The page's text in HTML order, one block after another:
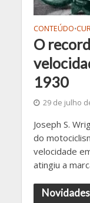
CONTEÚDO•
O
1930
29 de julho
Joseph S.
do
velocidade
atingiu a